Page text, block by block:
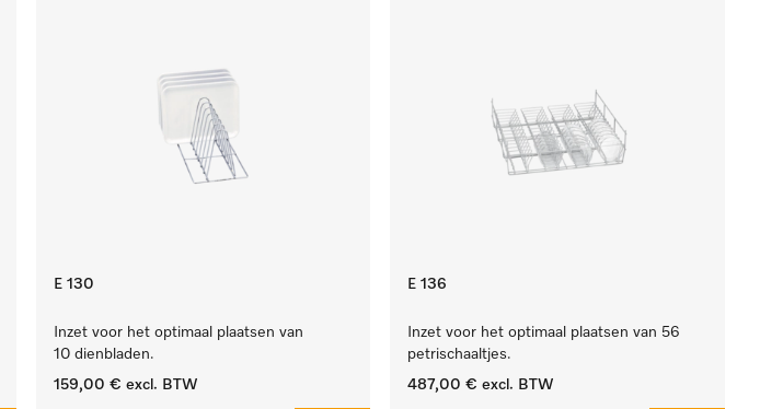
E 130
Inzet voor het optimaal plaatsen van
10 dienbladen.
159,00 € excl. BTW
E 136
Inzet voor het optimaal plaatsen van 56
petrischaaltjes.
487,00 € excl. BTW